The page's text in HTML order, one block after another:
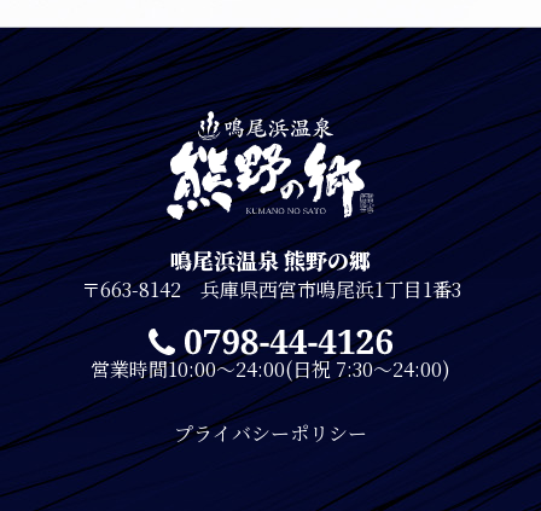
鳴尾浜温泉 熊野の郷
〒663-8142 兵庫県西宮市鳴尾浜1丁目1番3
営業時間10:00～24:00(日祝 7:30～24:00)
プライバシーポリシー